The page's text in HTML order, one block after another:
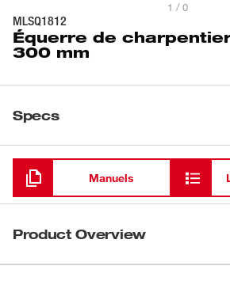
1 / 0
MLSQ1812
Équerre de
300 mm
Specs
Chargement
Manuels
Product Overview